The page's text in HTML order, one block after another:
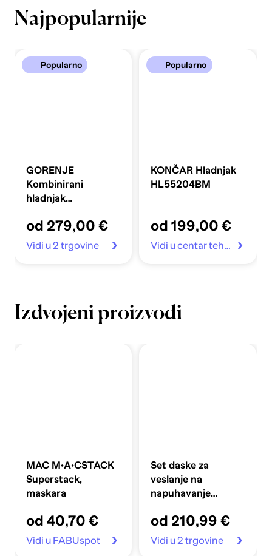
Najpopularnije
Popularno
GORENJE
Kombinirani
hladnjak
od 279,00 €
Vidi u 2 trgovine
Popularno
KONČAR Hladnjak
HL55204BM
od 199,00 €
Vidi u centar tehnike
Izdvojeni proizvodi
MAC M·A·CSTACK
Superstack,
maskara
od 40,70 €
Vidi u FABUspot
Set daske za
veslanje na
napuhavanje
plavi
od 210,99 €
Vidi u 2 trgovine